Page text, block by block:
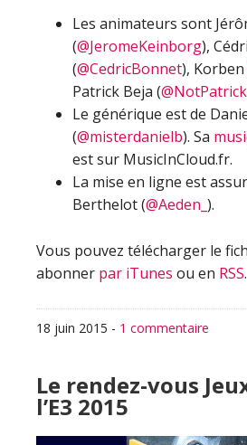
Les animateurs sont
(@JeromeKeinborg),
(@CedricBonnet), Korben
Patrick Beja (@NotPatrick
Le générique est de
(@misterdanielb). Sa
est sur MusicInCloud.fr.
La mise en ligne est
Berthelot (@Aeden_ ).
Vous pouvez télécharger le
abonner par iTunes ou en RSS.
18 juin 2015 - 1 commentaire
Le rendez-vous
l’E3 2015